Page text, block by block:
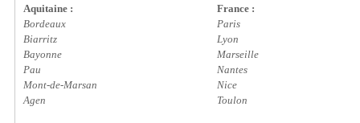
Aquitaine :
Bordeaux
Biarritz
Bayonne
Pau
Mont-de-Marsan
Agen
France :
Paris
Lyon
Marseille
Nantes
Nice
Toulon